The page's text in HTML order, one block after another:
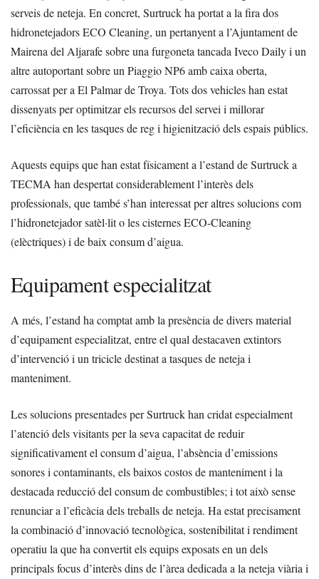
serveis de neteja. En concret, Surtruck ha portat a la fira dos
hidronetejadors ECO Cleaning, un pertanyent a l’Ajuntament de
Mairena del Aljarafe sobre una furgoneta tancada Iveco Daily i un
altre autoportant sobre un Piaggio NP6 amb caixa oberta,
carrossat per a El Palmar de Troya. Tots dos vehicles han estat
dissenyats per optimitzar els recursos del servei i millorar
l’eficiència en les tasques de reg i higienització dels espais públics.
Aquests equips que han estat físicament a l’estand de Surtruck a
TECMA han despertat considerablement l’interès dels
professionals, que també s’han interessat per altres solucions com
l’hidronetejador satèl·lit o les cisternes ECO-Cleaning
(elèctriques) i de baix consum d’aigua.
Equipament especialitzat
A més, l’estand ha comptat amb la presència de divers material
d’equipament especialitzat, entre el qual destacaven extintors
d’intervenció i un tricicle destinat a tasques de neteja i
manteniment.
Les solucions presentades per Surtruck han cridat especialment
l’atenció dels visitants per la seva capacitat de reduir
significativament el consum d’aigua, l’absència d’emissions
sonores i contaminants, els baixos costos de manteniment i la
destacada reducció del consum de combustibles; i tot això sense
renunciar a l’eficàcia dels treballs de neteja. Ha estat precisament
la combinació d’innovació tecnològica, sostenibilitat i rendiment
operatiu la que ha convertit els equips exposats en un dels
principals focus d’interès dins de l’àrea dedicada a la neteja viària i